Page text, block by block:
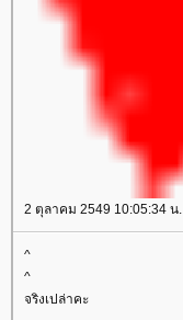
2 ตุลาคม 2549 10:05:34 น.
^
^
จริงเปล่าคะ